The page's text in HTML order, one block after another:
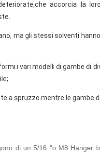
accorcia la
ma gli stessi solventi
vari modelli di gambe di
a spruzzo.mentre le gambe
di un 5/16 "o M8 Hanger